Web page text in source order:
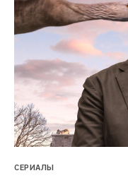
СЕРИАЛЫ